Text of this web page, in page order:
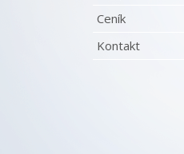
Ceník
Kontakt